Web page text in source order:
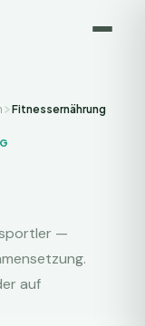
Fitnessernährung
—
auf